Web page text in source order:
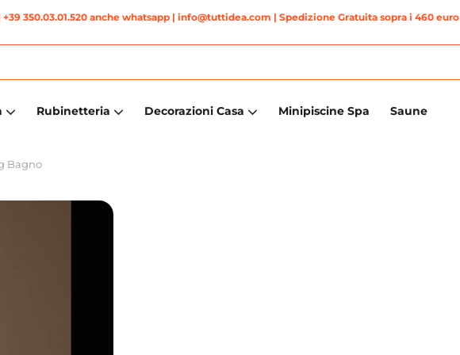
+39 350.03.01.520 anche whatsapp| info@tuttidea.com | Spedizione Gratuita sopra i 460 euro
Rubinetteria Decorazioni Casa Minipiscine Spa Saune
Bagno